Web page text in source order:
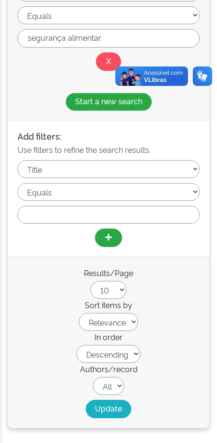
Start a new search
Add filters:
Use filters to refine the search results.
Results/Page
Sort items by
In order
Authors/record